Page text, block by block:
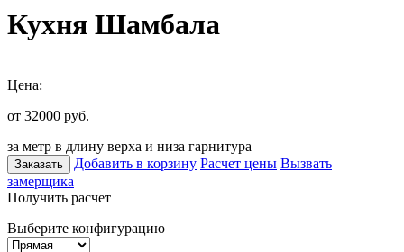
Кухня Шамбала
Цена:
от 32000 руб.
за метр в длину верха и низа гарнитура
Заказать Добавить в корзину Расчет цены Вызвать
замерщика
Получить расчет
Выберите конфигурацию